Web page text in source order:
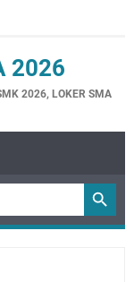
2026
2026, LOKER SMA